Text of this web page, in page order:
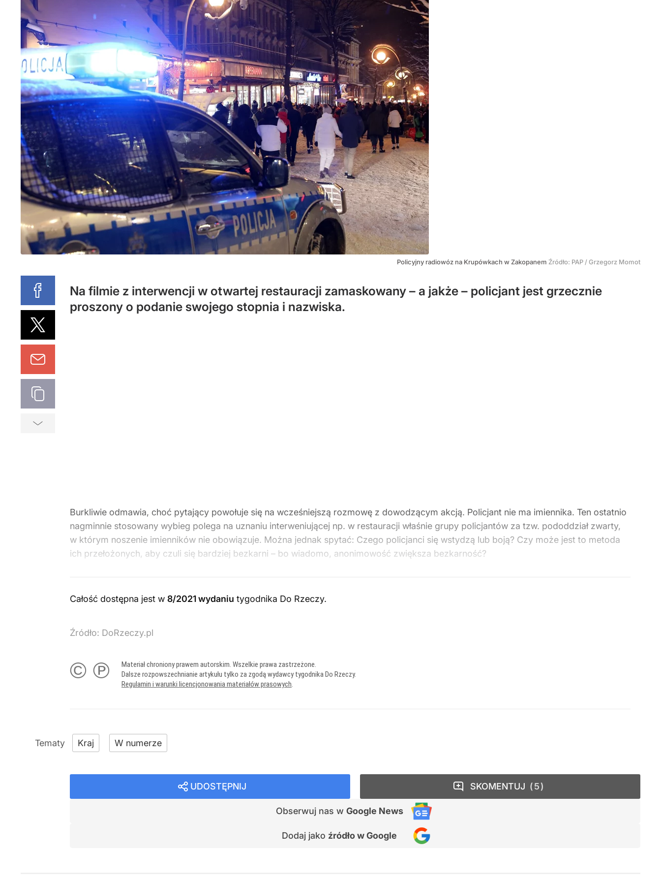
Policyjny radiowóz na Krupówkach w Zakopanem Źródło: PAP /Grzegorz Momot
Na filmie z interwencji w otwartej restauracji zamaskowany – a jakże – policjant jest grzecznie
proszony o podanie swojego stopnia i nazwiska.
Burkliwie odmawia, choć pytający powołuje się na wcześniejszą rozmowę z dowodzącym akcją. Policjant nie ma imiennika. Ten ostatnio
nagminnie stosowany wybieg polega na uznaniu interweniującej np. w restauracji właśnie grupy policjantów za tzw. pododdział zwarty,
w którym noszenie imienników nie obowiązuje. Można jednak spytać: Czego policjanci się wstydzą lub boją? Czy może jest to metoda
ich przełożonych, aby czuli się bardziej bezkarni – bo wiadomo, anonimowość zwiększa bezkarność?
Całość dostępna jest w 8/2021 wydaniu tygodnika Do Rzeczy.
Źródło: DoRzeczy.pl
© ℗
Materiał chroniony prawem autorskim. Wszelkie prawa zastrzeżone.
Dalsze rozpowszechnianie artykułu tylko za zgodą wydawcy tygodnika Do Rzeczy.
Regulamin i warunki licencjonowania materiałów prasowych.
Kraj W numerze
UDOSTĘPNIJ
Obserwuj nas w Google News
Dodaj jako źródło w Google
SKOMENTUJ 5